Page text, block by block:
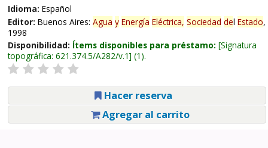
Idioma: Español
Editor: Buenos Aires: Agua y Energía Eléctrica, Sociedad del Estado,
1998
Disponibilidad: Ítems disponibles para préstamo: Signatura
topográfica: 621.374.5/A282/v.1 (1).
Hacer reserva
Agregar al carrito